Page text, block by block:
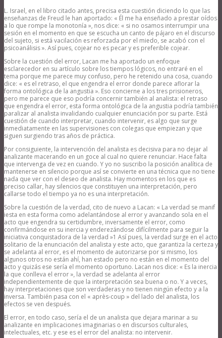
L. Israel, en el libro citado antes, precisa esta cuestión diciendo lo que las
enseñanzas de Freud le han aportado: « Él me ha enseñado a prestar oídos
a lo que rompe la monotonía », nos dice: « si no osamos interrumpir una
sesión en el momento en que se escucha un canto de pájaro en el discurso
del sujeto, si está vacilación es reforzada por el miedo, se acabó con el
psicoanálisis ». Así pues, cojear no es pecar y es preferible cojear.
Sobre la cuestión del error, Lacan me ha aportado un enfoque
esclarecedor en su artículo sobre los tiempos lógicos, no entraré en el
tema porque me parece muy confuso, pero he retenido una cosa, cuando
dice: « es el retraso, el que engendra el error donde parece aflorar la
forma ontológica de la angustia ». Eso concierne a los tres prisioneros,
pero me parece que eso podría concernir también al analista: el retraso
que engendra el error, esta forma ontológica de la angustia podría también
paralizar al analista invalidando cualquier enunciación por su parte. Está
cuestión de cuando interpretar, cuando intervenir, es algo que surge
inmediatamente en las supervisiones con colegas que empiezan y que
siguen surgiendo tras años de práctica.
Por consiguiente, la intervención del analista es decisiva para no dejar al
analizante macerando en un goce al cual no quiere renunciar. Hace falta
que intervenga de vez en cuando. Y yo no suscribo la posición analítica de
mantenerse en silencio porque así se convierte en una técnica que no tiene
nada que ver con el deseo de analista. Hay momentos en los que es
preciso callar, hay silencios que constituyen una interpretación, pero
callarse todo el tiempo ya no es una interpretación.
Sobre la cuestión de la verdad, cito de nuevo a Lacan: « La verdad se manif
iesta en esta forma como adelantándose al error y avanzando sola en el
acto que engendra su certidumbre, inversamente el error, como
confirmándose en su inercia y enderezándose difícilmente para seguir la
iniciativa conquistadora de la verdad »1 Así pues, la verdad surge en el acto
solitario de la enunciación del analista y este acto, que garantiza la certeza y
se adelanta al error, es el momento de autorizarse por si mismo, los
algunos otros no están ahí, han estado pero no están en el momento del
acto y quizás ese sería el momento oportuno. Lacan nos dice: « Es la inercia
la que conlleva el error », la verdad se adelanta al error
independientemente de que la interpretación sea buena o no. Y a veces,
hay interpretaciones que son verdaderas y no tienen ningún efecto y a la
inversa. También pasa con el « après-coup » del lado del analista, los
efectos se ven después.
El error, en todo caso, sería el de un analista que dejara marinar a su
analizante en implicaciones imaginarias o en discursos culturales,
intelectuales, etc. y ese es el error del analista: no intervenir.